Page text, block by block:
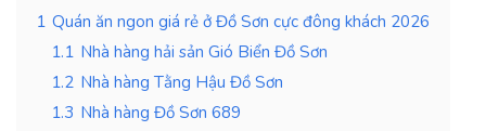
1 Quán ăn ngon giá rẻ ở Đồ Sơn cực đông khách 2026
1.1 Nhà hàng hải sản Gió Biển Đồ Sơn
1.2 Nhà hàng Tằng Hậu Đồ Sơn
1.3 Nhà hàng Đồ Sơn 689